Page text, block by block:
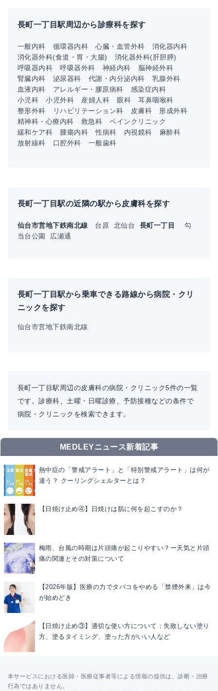
長町一丁目駅周辺から診療科を探す
一般内科 循環器内科 心臓・血管外科
消化器内科
消化器外科(食道・胃・大腸)
消化器外科(肝胆膵)
呼吸器内科
呼吸器外科 神経内科
脳神経外科
腎臓内科
泌尿器科 代謝・内分泌内科
乳腺外科
血液内科
アレルギー・膠原病科
感染症内科
小児科
小児外科 産婦人科 眼科
耳鼻咽喉科
整形外科
リハビリテーション科 皮膚科
形成外科
精神科・心療内科
救急科
ペインクリニック
緩和ケア科
腫瘍内科 性病科 内視鏡科
麻酔科
放射線科
口腔外科 一般歯科
長町一丁目駅の近隣の駅から皮膚科を探す
仙台市営地下鉄南北線 台原 北仙台 長町一丁目
勾
当台公園
広瀬通
長町一丁目駅から乗車できる路線から病院・クリ
ニックを探す
仙台市営地下鉄南北線
長町一丁目駅周辺の皮膚科の病院・クリニック5件の一覧
です。診療科、土曜・日曜診療、予防接種などの条件で
病院・クリニックを検索できます。
MEDLEYニュース新着記事
熱中症の「警戒アラート」と「特別警戒アラート」は何が
違う？ クーリングシェルターとは？
【日焼け止め④】日焼けは肌に何を起こすのか？
梅雨、台風の時期は片頭痛が起こりやすい？ー天気と片頭
痛の関連とその対策について
【2026年版】医療の力でタバコをやめる「禁煙外来」は今
が始めどき
【日焼け止め③】適切な使い方について：失敗しない塗り
方、塗るタイミング、塗った方がいい人など
本サービスにおける医師・医療従事者等による情報の提供は、診断・治療
行為ではありません。